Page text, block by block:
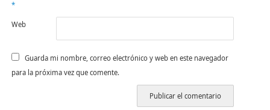
*
Web
Guarda mi nombre, correo electrónico y web en este navegador
para la próxima vez que comente.